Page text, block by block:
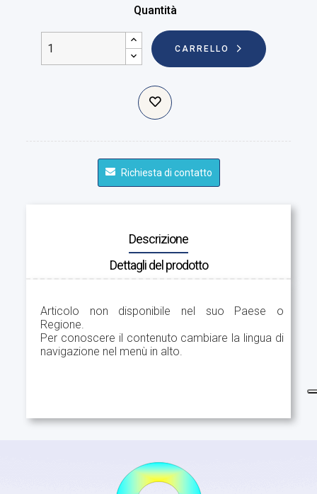
Quantità
CARRELLO
Richiesta di contatto
Descrizione
Dettagli del prodotto
Articolo non disponibile nel suo Paese o
Regione.
Per conoscere il contenuto cambiare la lingua di
navigazione nel menù in alto.